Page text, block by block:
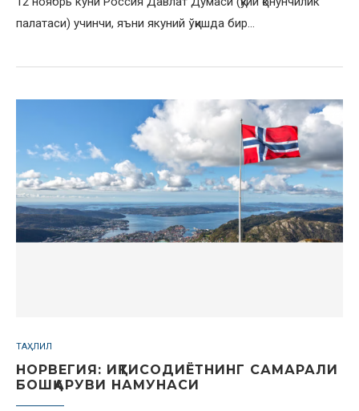
палатаси) учинчи, яъни якуний ўқишда бир…
ТАҲЛИЛ
НОРВЕГИЯ: ИҚТИСОДИЁТНИНГ САМАРАЛИ
БОШҚАРУВИ НАМУНАСИ